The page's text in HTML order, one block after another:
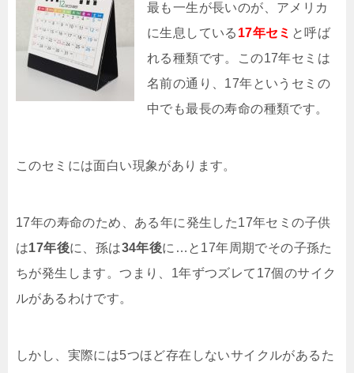
最も一生が長いのが、アメリカ
に生息している 17年セミ と呼ば
れる種類です。この17年セミは
名前の通り、17年というセミの
中でも最長の寿命の種類です。
このセミには面白い現象があります。
17年の寿命のため、ある年に発生した17年セミの子供
は17年後に、孫は34年後に…と17年周期でその子孫た
ちが発生します。つまり、1年ずつズレて17個のサイク
ルがあるわけです。
しかし、実際には5つほど存在しないサイクルがあるた